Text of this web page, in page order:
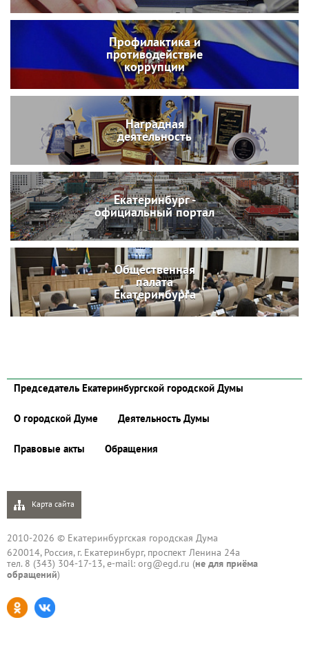
Профилактика и
противодействие
коррупции
Наградная
деятельность
Екатеринбург -
официальный портал
Общественная
палата
Екатеринбурга
Председатель Екатеринбургской городской Думы
О городской Думе Деятельность Думы
Правовые акты Обращения
Карта сайта
2010-2026 © Екатеринбургская городская Дума
620014, Россия, г. Екатеринбург, проспект Ленина 24а
тел. 8 (343) 304-17-13, e-mail: org@egd.ru (не для приёма
обращений)